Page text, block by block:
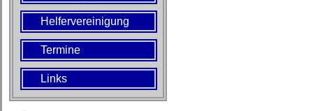
Helfervereinigung
Termine
Links